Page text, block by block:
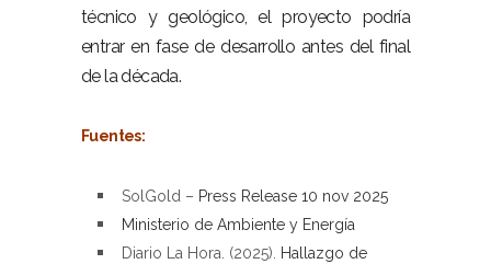
técnico y geológico, el proyecto podría
entrar en fase de desarrollo antes del final
de la década.
Fuentes:
SolGold – Press Release 10 nov 2025
Ministerio de Ambiente y Energía
Diario La Hora. (2025).
Hallazgo de